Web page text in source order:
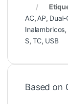
AC, AP,
Inalambricos,
S, TC, USB
Based on